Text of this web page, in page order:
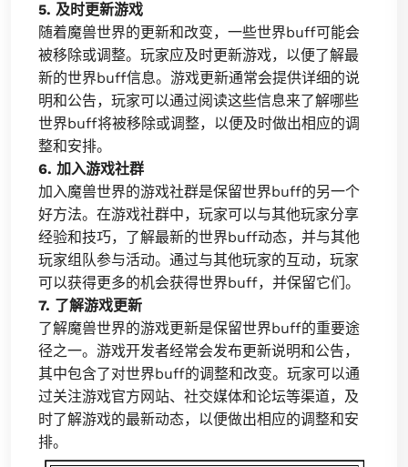
5. 及时更新游戏
随着魔兽世界的更新和改变，一些世界buff可能会
被移除或调整。玩家应及时更新游戏，以便了解最
新的世界buff信息。游戏更新通常会提供详细的说
明和公告，玩家可以通过阅读这些信息来了解哪些
世界buff将被移除或调整，以便及时做出相应的调
整和安排。
6. 加入游戏社群
加入魔兽世界的游戏社群是保留世界buff的另一个
好方法。在游戏社群中，玩家可以与其他玩家分享
经验和技巧，了解最新的世界buff动态，并与其他
玩家组队参与活动。通过与其他玩家的互动，玩家
可以获得更多的机会获得世界buff，并保留它们。
7. 了解游戏更新
了解魔兽世界的游戏更新是保留世界buff的重要途
径之一。游戏开发者经常会发布更新说明和公告，
其中包含了对世界buff的调整和改变。玩家可以通
过关注游戏官方网站、社交媒体和论坛等渠道，及
时了解游戏的最新动态，以便做出相应的调整和安
排。